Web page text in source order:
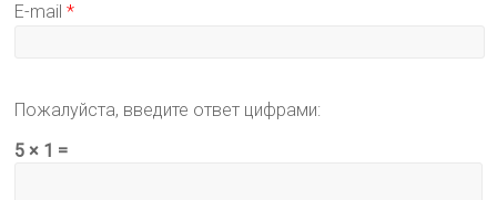
E-mail*
Пожалуйста, введите ответ цифрами:
5 × 1 =